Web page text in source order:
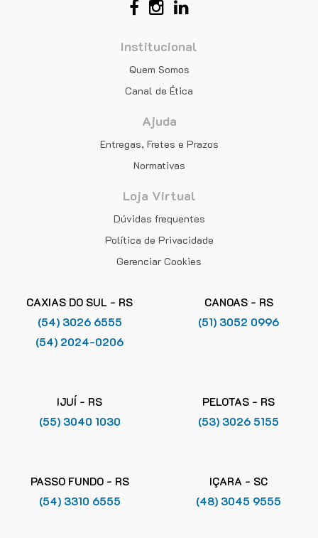
Institucional
Quem Somos
Canal de Ética
Ajuda
Entregas, Fretes e Prazos
Normativas
Loja Virtual
Dúvidas frequentes
Política de Privacidade
Gerenciar Cookies
CAXIAS DO SUL - RS
(54) 3026 6555
(54) 2024-0206
CANOAS - RS
(51) 3052 0996
IJUÍ - RS
(55) 3040 1030
PELOTAS - RS
(53) 3026 5155
PASSO FUNDO - RS
(54) 3310 6555
IÇARA - SC
(48) 3045 9555